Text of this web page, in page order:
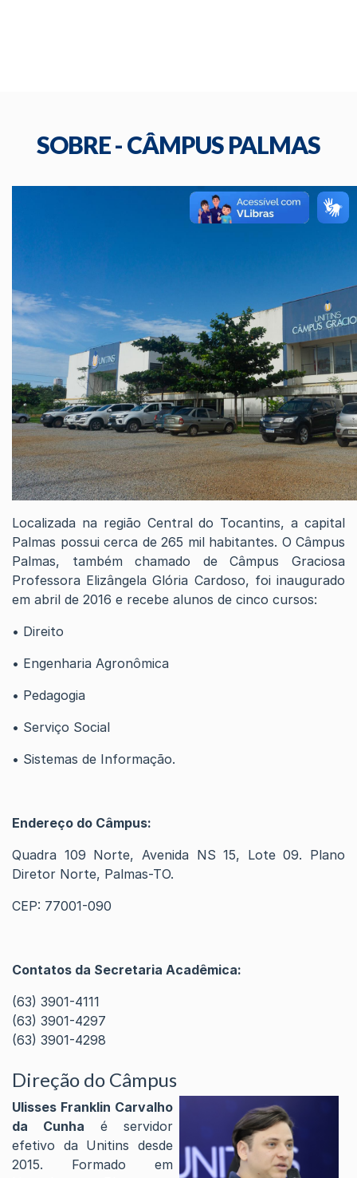
SOBRE - CÂMPUS PALMAS
Localizada na região Central do Tocantins, a capital
Palmas possui cerca de 265 mil habitantes. O Câmpus
Palmas, também chamado de Câmpus Graciosa
Professora Elizângela Glória Cardoso, foi inaugurado
em abril de 2016 e recebe alunos de cinco cursos:
• Direito
• Engenharia Agronômica
• Pedagogia
• Serviço Social
• Sistemas de Informação.
Endereço do Câmpus:
Quadra 109 Norte, Avenida NS 15, Lote 09. Plano
Diretor Norte, Palmas-TO.
CEP: 77001-090
Contatos da Secretaria Acadêmica:
(63) 3901-4111
(63) 3901-4297
(63) 3901-4298
Direção do Câmpus
Ulisses Franklin Carvalho
da Cunha é servidor
efetivo da Unitins desde
2015. Formado em